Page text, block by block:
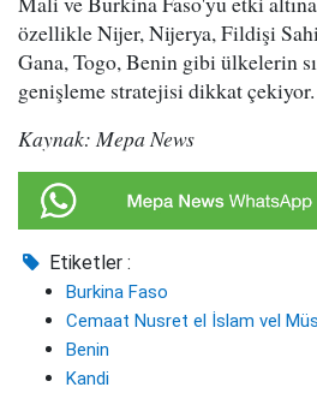
özellikle Nijer, Nijerya, Fildişi
Gana, Togo, Benin gibi ülkelerin
genişleme stratejisi dikkat çekiyor.
Kaynak: Mepa News
Etiketler :
Burkina Faso
Cemaat Nusret el İslam vel
Benin
Kandi